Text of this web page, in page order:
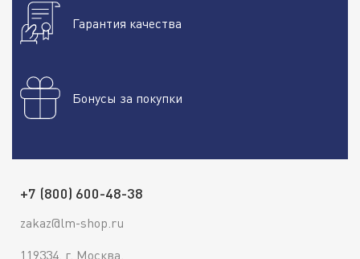
Гарантия качества
Бонусы за покупки
+7 (800) 600-48-38
zakaz@lm-shop.ru
119334, г. Москва,